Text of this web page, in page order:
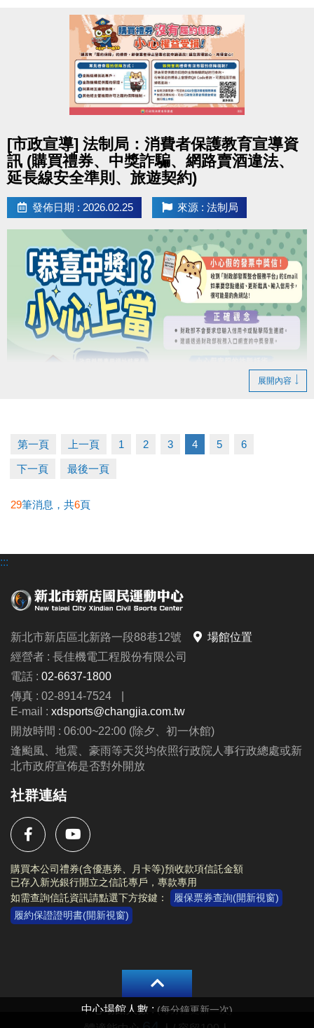
依初測及尾測的體脂率做比較，以體指率下降百分比
男、女子組各取前3名，男女綜合排名取總冠軍1名。
競賽排名及獎項如下： ( 量測時須穿著輕便衣物，
並配合教練指示。)
分組排名
亞軍：[船井] 酸痛按摩機尊爵款
季軍：[快樂夥伴] 亞瑟士慢跑鞋 GT-1000
綜合排名[加碼獎] 總冠軍 1 名：[火星計畫] 火神無線
吹風機
參賽優惠
於競賽期間內，參賽者出示本活動之月卡，即可享有
(原價200元/次)
成績公佈
樓，並同步公告於中心官網及官方fb粉專。
2026/6/24 (三) ~ 6/30 (二) 6:00~21:00止
請得獎人攜帶本活動月卡及身分證，於期間內至中心
三樓櫃台簽收領獎；如逾期未領取獎項，則視同放棄
項之權利。
►本中心保有最終修改、活動解釋及取消本活動之權
利；參加者於參加活動同時，即同意接受並遵守此活
動辦法與注意事項等規範。
活動內容及注意事項等相關資訊，請詳閱活動海報 。
2.體適能單次入場票券
3.現場場地及球具租借
5.身體組成分析檢測(TANITA系統)
限本人使用，請於1小時內進行抵用
期限及隔日無效，請重新領券。
2.欲抵用時，請向合作店家出示此QR-Code，並提供
簡訊驗證碼予店員進行驗證，完成消費抵用後，無法
3.如折抵不足，僅受理現金補差額 。
> 運動幣可全額或部分折抵
> 運動幣民眾使用說明 https://reurl.cc/npVxrn
※新北幣與運動幣限擇一使用，
僅供現場臨櫃消費使
用，皆不可退費。
[市政宣導] 法制局：消費者保護教育宣導資
訊 (購買禮券、中獎詐騙、網路賣酒違法、
延長線安全準則、旅遊契約)
發佈日期 : 2026.02.25 來源 : 法制局
展開內容
第一頁 上一頁 1 2 3 4 5 6
下一頁 最後一頁
29筆消息，共6頁
:::
新北市新店區北新路一段88巷12號
場館位置
經營者 : 長佳機電工程股份有限公司
電話 : 02-6637-1800
傳真 : 02-8914-7524
|
E-mail : xdsports@changjia.com.tw
開放時間 : 06:00~22:00 (除夕、初一休館)
逢颱風、地震、豪雨等天災均依照行政院人事行政總處或新
北市政府宣佈是否對外開放
社群連結
購買本公司禮券(含優惠券、月卡等)預收款項信託金額
已存入新光銀行開立之信託專戶，專款專用
如需查詢信託資訊請點選下方按鍵：
履保票券查詢(開新視窗)
履約保證證明書(開新視窗)